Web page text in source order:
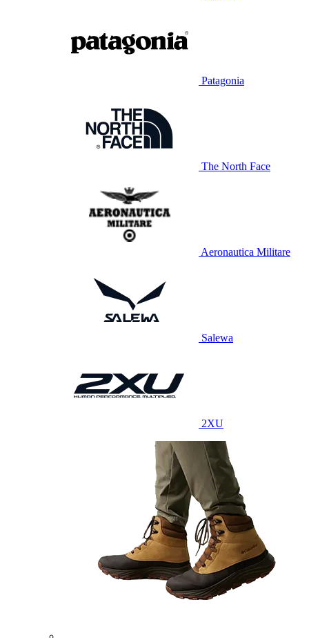
Patagonia
The North Face
Aeronautica Militare
Salewa
2XU